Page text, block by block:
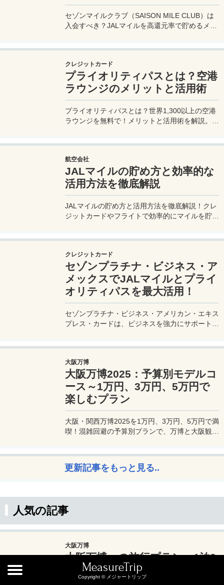
セゾンマイルクラブ（SAISON MILE CLUB）は
入会すべき？JALマイルを高還元率で貯めるメリ
クレジットカード
プライオリティパスとは？空港
ラウンジのメリットと活用術
プライオリティパスとは？世界1,300以上の空港
ラウンジを無料で！メリットと活用術を解説。セ
航空会社
JALマイルの貯め方と効率的な
活用方法を徹底解説
JALマイルの貯め方と活用方法を徹底解説！クレ
ジットカードやフライトで効率的にマイルを貯
クレジットカード
セゾンプラチナ・ビジネス・ア
メックスでJALマイルとプライ
オリティパスを最大活用！
セゾンプラチナ・ビジネス・アメリカン・エキス
プレス・カードは、ビジネスを強力にサポートす
最適です。初年度の年会費無料も魅力。ステータ
スと実用性を兼ね備えたビジネスカードで、あな
たのビジネスをワンランクアップさせませんか？
大阪万博
大阪万博2025：予算別モデルコ
ース～1万円、3万円、5万円で
楽しむプラン
大阪・関西万博2025を1万円、3万円、5万円で満
喫！混雑回避の予算別プランで、万博と大阪観光
更新記事をもっと見る..
人気の記事
大阪万博
大阪万博への旅行プラン：1泊2
日で楽しむモデルコース
MeasureTrip
Copyright © メジャートリップ